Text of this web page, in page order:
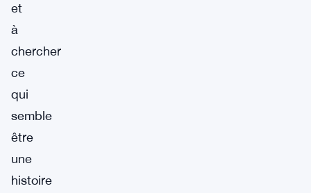
et
à
chercher
ce
qui
semble
être
une
histoire